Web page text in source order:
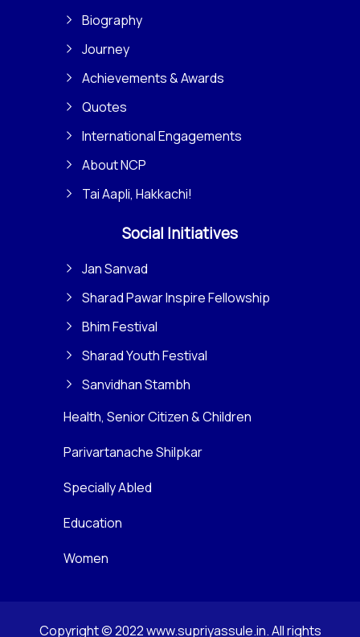
Biography
Journey
Achievements & Awards
Quotes
International Engagements
About NCP
Tai Aapli, Hakkachi!
Social Initiatives
Jan Sanvad
Sharad Pawar Inspire Fellowship
Bhim Festival
Sharad Youth Festival
Sanvidhan Stambh
Health, Senior Citizen & Children
Parivartanache Shilpkar
Specially Abled
Education
Women
Copyright © 2022 www.supriyassule.in. All rights